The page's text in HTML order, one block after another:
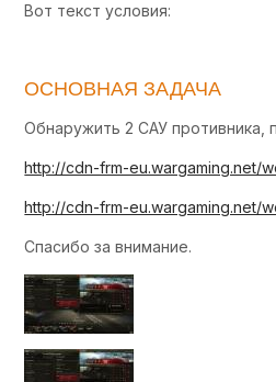
Вот текст условия:
ОСНОВНАЯ ЗАДАЧА
Обнаружить 2 САУ противника,
http://cdn-frm-eu.wargaming.net/
http://cdn-frm-eu.wargaming.net/
Спасибо за внимание.